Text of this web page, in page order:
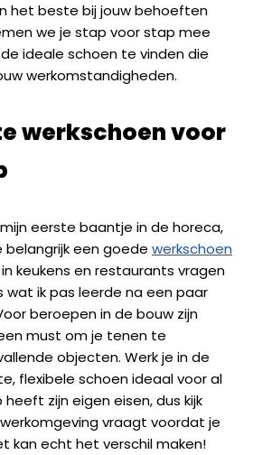
het beste bij jouw behoeften
we je stap voor stap mee
ideale schoen te vinden die
werkomstandigheden.
werkschoen voor
eerste baantje in de horeca,
belangrijk een goede werkschoen
keukens en restaurants vragen
wat ik pas leerde na een paar
beroepen in de bouw zijn
must om je tenen te
objecten. Werk je in de
flexibele schoen ideaal voor al
zijn eigen eisen, dus kijk
vraagt voordat je
kan echt het verschil maken!